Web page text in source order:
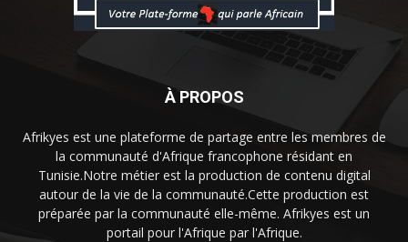
À PROPOS
Afrikyes est une plateforme de partage entre les membres de
la communauté d'Afrique francophone résidant en
Tunisie.Notre métier est la production de contenu digital
autour de la vie de la communauté.Cette production est
préparée par la communauté elle-même. Afrikyes est un
portail pour l'Afrique par l'Afrique.